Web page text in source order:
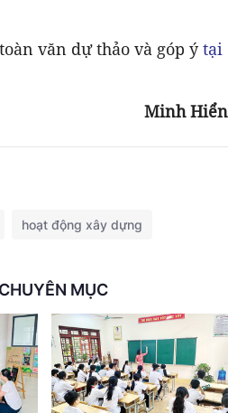
văn dự thảo và góp ýtại
Minh Hiển
hoạt động xây dựng
MỤC